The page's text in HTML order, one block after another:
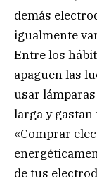
demás
igualmente
Entre los
apaguen las
usar
larga y
«Comprar
de tus